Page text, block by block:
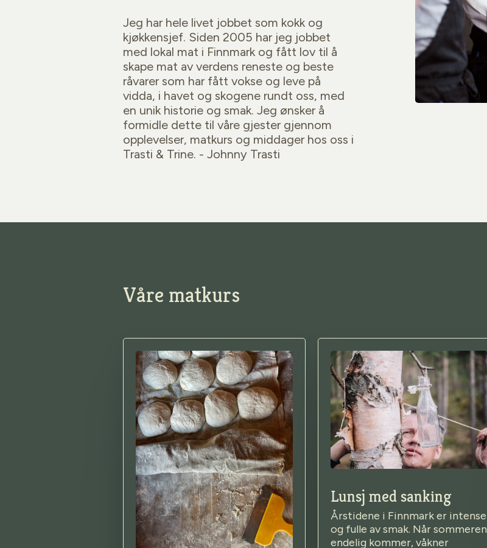
Jeg har hele livet jobbet som kokk og
kjøkkensjef. Siden 2005 har jeg jobbet
med lokal mat i Finnmark og fått lov til å
skape mat av verdens reneste og beste
råvarer som har fått vokse og leve på
vidda, i havet og skogene rundt oss, med
en unik historie og smak. Jeg ønsker å
formidle dette til våre gjester gjennom
opplevelser, matkurs og middager hos oss i
Trasti & Trine. - Johnny Trasti
Våre matkurs
Lunsj med sanking
Årstidene i Finnmark er intense
og fulle av smak. Når sommeren
endelig kommer, våkner